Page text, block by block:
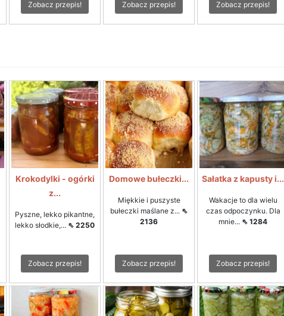
Zobacz przepis! Zobacz przepis! Zobacz przepis!
Krokodylki - ogórki
z...
Pyszne, lekko pikantne,
lekko słodkie,... ⇖ 2250
Zobacz przepis!
Domowe bułeczki...
Miękkie i puszyste
bułeczki maślane z... ⇖
2136
Zobacz przepis!
Sałatka z kapusty i...
Wakacje to dla wielu
czas odpoczynku. Dla
mnie... ⇖ 1284
Zobacz przepis!